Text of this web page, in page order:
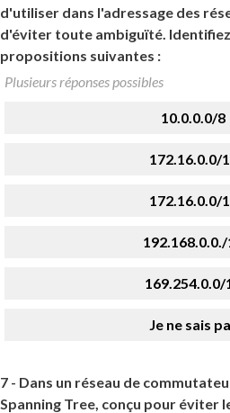
d'utiliser dans l'adressage des
d'éviter toute ambiguïté.
propositions suivantes :
Plusieurs réponses possibles
10.0.0.0/8
172.16.0.0/
172.16.0.0/
169.254.0.0/
Je ne sais
7 - Dans un réseau de
Spanning Tree, conçu pour éviter